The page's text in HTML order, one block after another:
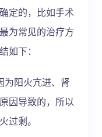
定的，比如手术
为常见的治疗方
如下：
为阳火亢进、肾
因导致的，所以
过剩。